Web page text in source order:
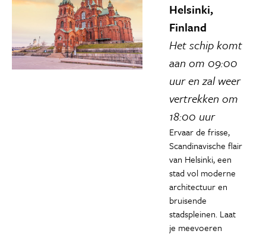
Helsinki,
Finland
Het schip komt
aan om 09:00
uur en zal weer
vertrekken om
18:00 uur
Ervaar de frisse,
Scandinavische flair
van Helsinki, een
stad vol moderne
architectuur en
bruisende
stadspleinen. Laat
je meevoeren